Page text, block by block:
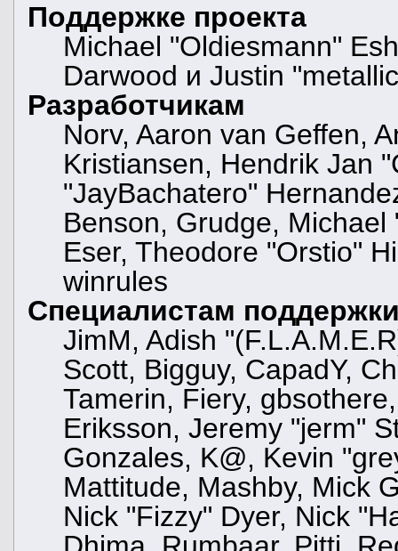
Поддержке проекта
Michael "Oldiesmann"
Darwood и Justin
Разработчикам
Norv, Aaron van Geffen,
Kristiansen, Hendrik Jan
"JayBachatero"
Benson, Grudge,
Eser, Theodore "Orstio"
winrules
Специалистам
JimM, Adish
Scott, Bigguy, CapadY,
Tamerin, Fiery,
Eriksson, Jeremy "jerm"
Gonzales, K@, Kevin
Mattitude, Mashby, Mick
Nick "Fizzy" Dyer, Nick